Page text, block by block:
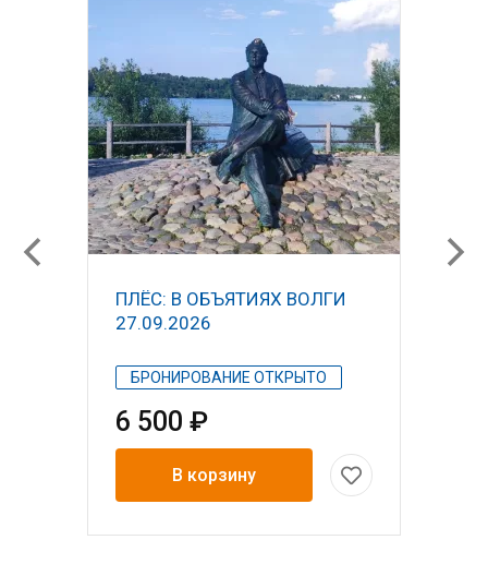
ПЛЁС: В ОБЪЯТИЯХ ВОЛГИ
27.09.2026
БРОНИРОВАНИЕ ОТКРЫТО
6 500 ₽
В корзину